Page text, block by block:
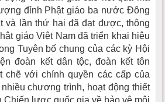
đỉnh Phật giáo ba nước Đông
và lần thứ hai đã đạt được, thông
giáo Việt Nam đã triển khai hiệu
Tuyên bố chung của các kỳ Hội
đoàn kết dân tộc, đoàn kết tôn
chẽ với chính quyền các cấp của
chương trình, hoạt động thiết
Chiến lược quốc gia về bảo vệ môi